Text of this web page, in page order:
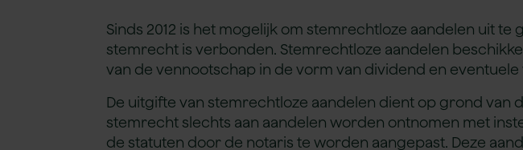
Sinds 2012 is het mogelijk om stemrechtloze aandelen uit
stemrecht is verbonden. Stemrechtloze aandelen
van de vennootschap in de vorm van dividend en
De uitgifte van stemrechtloze aandelen dient op grond van
stemrecht slechts aan aandelen worden ontnomen met
de statuten door de notaris te worden aangepast. Deze